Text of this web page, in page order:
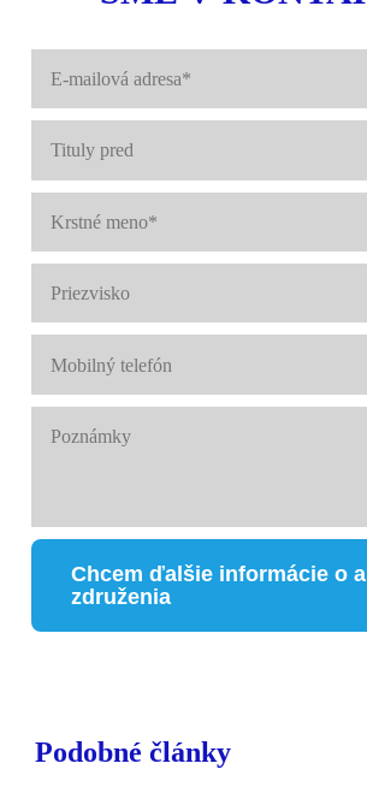
Chcem ďalšie informácie o
združenia
Podobné články